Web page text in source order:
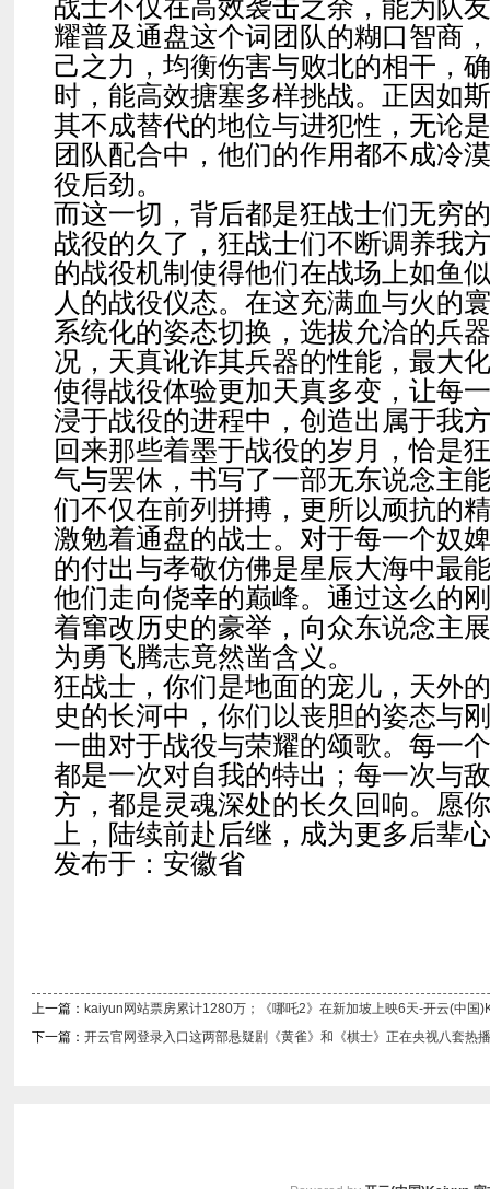
战士不仅在高效袭击之余，能为队
耀普及通盘这个词团队的糊口智商
己之力，均衡伤害与败北的相干，
时，能高效搪塞多样挑战。正因如
其不成替代的地位与进犯性，无论
团队配合中，他们的作用都不成冷
役后劲。
而这一切，背后都是狂战士们无穷
战役的久了，狂战士们不断调养我
的战役机制使得他们在战场上如鱼
人的战役仪态。在这充满血与火的
系统化的姿态切换，选拔允洽的兵
况，天真讹诈其兵器的性能，最大
使得战役体验更加天真多变，让每
浸于战役的进程中，创造出属于我
回来那些着墨于战役的岁月，恰是
气与罢休，书写了一部无东说念主
们不仅在前列拼搏，更所以顽抗的
激勉着通盘的战士。对于每一个奴
的付出与孝敬仿佛是星辰大海中最
他们走向侥幸的巅峰。通过这么的
着窜改历史的豪举，向众东说念主
为勇飞腾志竟然凿含义。
狂战士，你们是地面的宠儿，天外
史的长河中，你们以丧胆的姿态与
一曲对于战役与荣耀的颂歌。每一
都是一次对自我的特出；每一次与
方，都是灵魂深处的长久回响。愿
上，陆续前赴后继，成为更多后辈
发布于：安徽省
上一篇： kaiyun网站票房累计1280万；《哪吒2》在新加坡上映6天-开云(中国
下一篇： 开云官网登录入口这两部悬疑剧《黄雀》和《棋士》正在央视八套热